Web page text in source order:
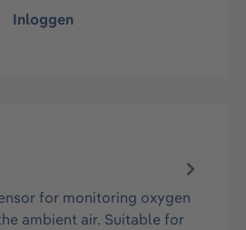
Inloggen
for monitoring oxygen
ambient air. Suitable for